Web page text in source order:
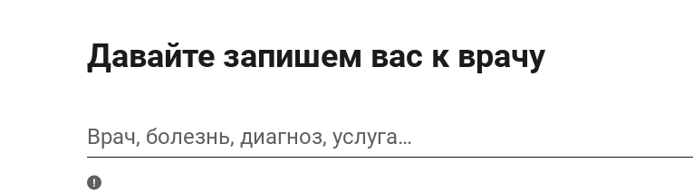
Давайте запишем вас к врачу
Врач, болезнь, диагноз, услуга…